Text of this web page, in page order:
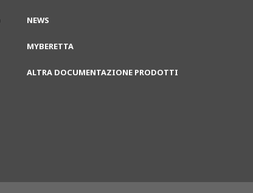
NEWS
MYBERETTA
ALTRA DOCUMENTAZIONE PRODOTTI